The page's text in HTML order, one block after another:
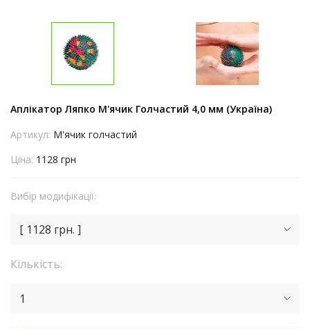
Аплікатор Ляпко М'ячик Голчастий 4,0 мм (Україна)
Артикул: М'ячик голчастий
Ціна: 1128 грн
Вибір модифікації:
[ 1128 грн. ]
Кількість:
1